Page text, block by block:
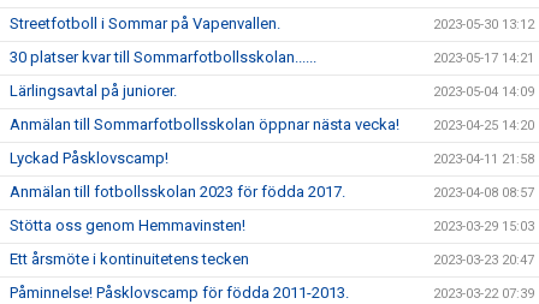
Streetfotboll i Sommar på Vapenvallen. 2023-05-30 13:12
30 platser kvar till Sommarfotbollsskolan...... 2023-05-17 14:21
Lärlingsavtal på juniorer. 2023-05-04 14:09
Anmälan till Sommarfotbollsskolan öppnar nästa vecka! 2023-04-25 14:20
Lyckad Påsklovscamp! 2023-04-11 21:58
Anmälan till fotbollsskolan 2023 för födda 2017. 2023-04-08 08:57
Stötta oss genom Hemmavinsten! 2023-03-29 15:03
Ett årsmöte i kontinuitetens tecken 2023-03-23 20:47
Påminnelse! Påsklovscamp för födda 2011-2013. 2023-03-22 07:39